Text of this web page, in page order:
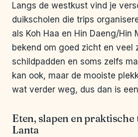
Langs de westkust vind je
duikscholen die trips
als Koh Haa en Hin Daeng/Hin
bekend om goed zicht en veel
schildpadden en soms zelfs
kan ook, maar de mooiste
wat verder weg, dus dan is
Eten, slapen en praktische
Lanta